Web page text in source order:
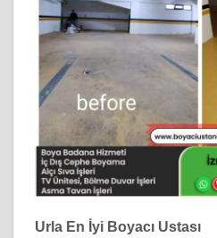
Urla En İyi Boyacı Ustası